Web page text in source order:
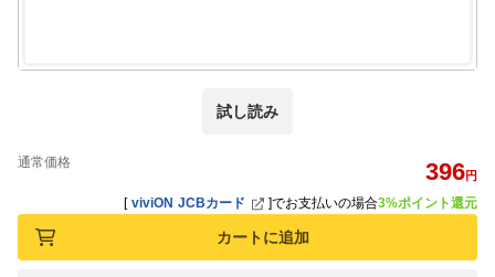
試し読み
通常価格 396円
[ viviON JCBカード ]でお支払いの場合3%ポイント還元
カートに追加